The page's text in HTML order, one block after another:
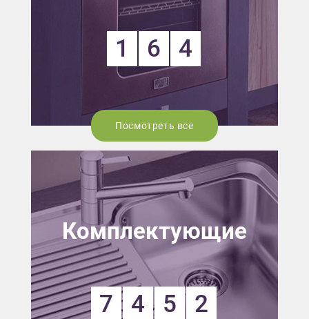
1 6 4
Посмотреть все
Комплектующие
7 4 5 2